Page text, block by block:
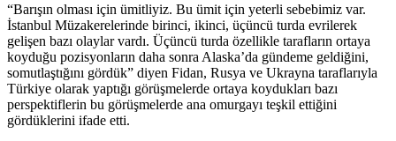
“Barışın olması için ümitliyiz. Bu ümit için yeterli sebebimiz var.
İstanbul Müzakerelerinde birinci, ikinci, üçüncü turda evrilerek
gelişen bazı olaylar vardı. Üçüncü turda özellikle tarafların ortaya
koyduğu pozisyonların daha sonra Alaska’da gündeme geldiğini,
somutlaştığını gördük” diyen Fidan, Rusya ve Ukrayna taraflarıyla
Türkiye olarak yaptığı görüşmelerde ortaya koydukları bazı
perspektiflerin bu görüşmelerde ana omurgayı teşkil ettiğini
gördüklerini ifade etti.